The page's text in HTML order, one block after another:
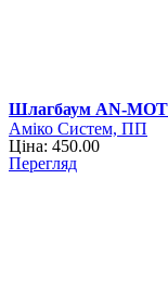
Шлагбаум AN-
Аміко Систем, ПП
Ціна: 450.00
Перегляд